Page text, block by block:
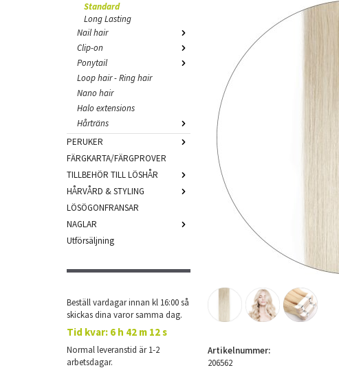
Standard
Long Lasting
Nail hair
Clip-on
Ponytail
Loop hair - Ring hair
Nano hair
Halo extensions
Hårträns
PERUKER
FÄRGKARTA/FÄRGPROVER
TILLBEHÖR TILL LÖSHÅR
HÅRVÅRD & STYLING
LÖSÖGONFRANSAR
NAGLAR
Utförsäljning
Beställ vardagar innan kl 16:00 så
skickas dina varor samma dag.
Tid kvar: 6 h 42 m 11 s
Normal leveranstid är 1-2
arbetsdagar.
Artikelnummer:
206562